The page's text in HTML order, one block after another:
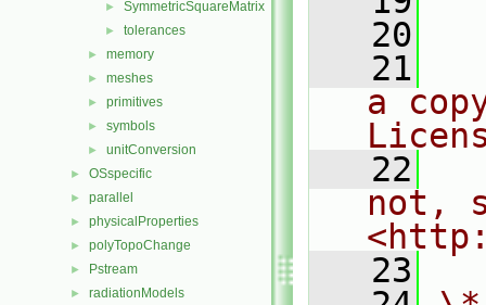
► SymmetricSquareMatrix
► tolerances
► memory
► meshes
► primitives
► symbols
► unitConversion
► OSspecific
► parallel
► physicalProperties
► polyTopoChange
► Pstream
► radiationModels
   20
   21
a
   22
not,
   23